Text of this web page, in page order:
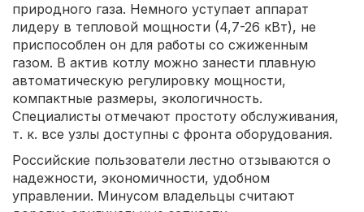
природного газа. Немного уступает аппарат
лидеру в тепловой мощности (4,7-26 кВт), не
приспособлен он для работы со сжиженным
газом. В актив котлу можно занести плавную
автоматическую регулировку мощности,
компактные размеры, экологичность.
Специалисты отмечают простоту обслуживания,
т. к. все узлы доступны с фронта оборудования.
Российские пользователи лестно отзываются о
надежности, экономичности, удобном
управлении. Минусом владельцы считают